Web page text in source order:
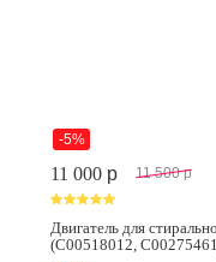
-5%
11 000 p 11 500 p
Двигатель для
(C00518012,